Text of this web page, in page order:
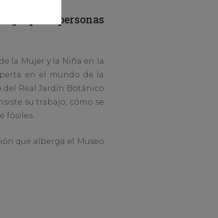
Gestión
grupo de personas
la Mujer y la Niña en la
en el mundo de la
Real Jardín Botánico
su trabajo, cómo se
fósiles.
que alberga el Museo